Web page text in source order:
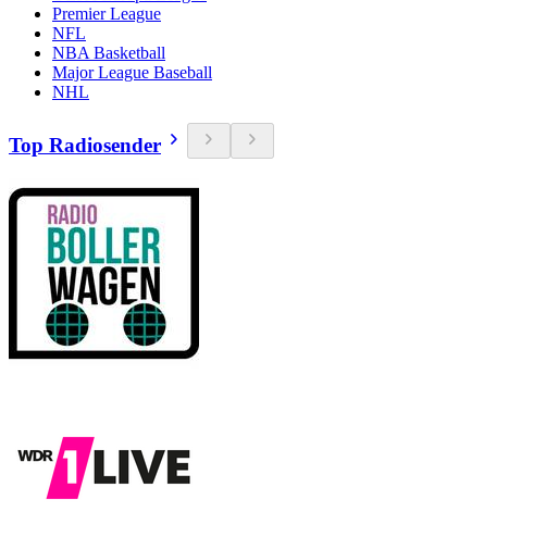
Premier League
NFL
NBA Basketball
Major League Baseball
NHL
Top Radiosender